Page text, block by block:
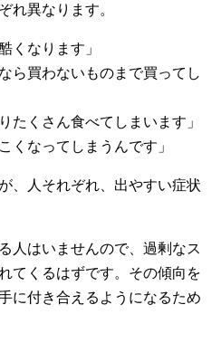
れ異なります。
くなります」
ら買わないものまで買ってし
たくさん食べてしまいます」
くなってしまうんです」
、人それぞれ、出やすい症状
人はいませんので、過剰なス
てくるはずです。その傾向を
に付き合えるようになるため